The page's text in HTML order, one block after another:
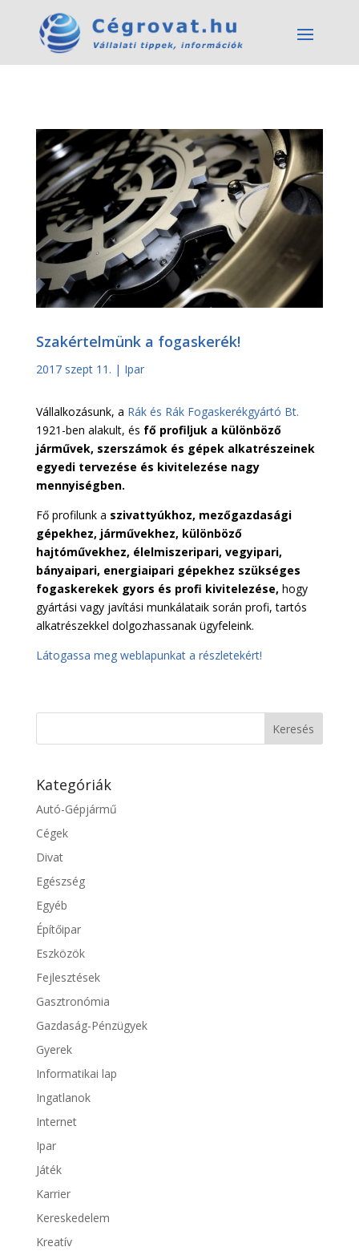
Szakértelmünk a fogaskerék!
2017 szept 11. | Ipar
Vállalkozásunk, a Rák és Rák Fogaskerékgyártó Bt.
1921-ben alakult, és fő profiljuk a különböző
járművek, szerszámok és gépek alkatrészeinek
egyedi tervezése és kivitelezése nagy
mennyiségben.
Fő profilunk a szivattyúkhoz, mezőgazdasági
gépekhez, járművekhez, különböző
hajtóművekhez, élelmiszeripari, vegyipari,
bányaipari, energiaipari gépekhez szükséges
fogaskerekek gyors és profi kivitelezése, hogy
gyártási vagy javítási munkálataik során profi, tartós
alkatrészekkel dolgozhassanak ügyfeleink.
Látogassa meg weblapunkat a részletekért!
Kategóriák
Autó-Gépjármű
Cégek
Divat
Egészség
Egyéb
Építőipar
Eszközök
Fejlesztések
Gasztronómia
Gazdaság-Pénzügyek
Gyerek
Informatikai lap
Ingatlanok
Internet
Ipar
Játék
Karrier
Kereskedelem
Kreatív